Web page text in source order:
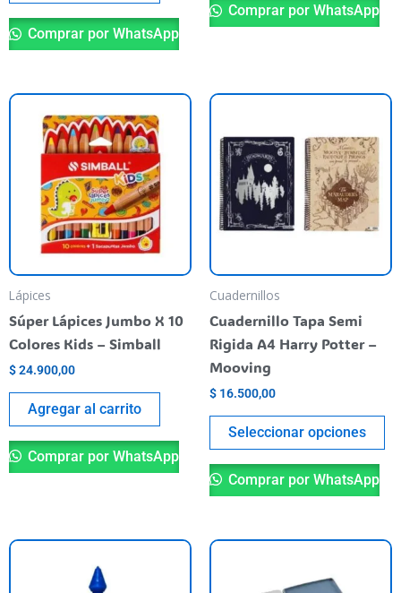
Comprar por WhatsApp
Comprar por WhatsApp
Lápices
Súper Lápices Jumbo X 10
Colores Kids – Simball
$24.900,00
Agregar al carrito
Comprar por WhatsApp
Cuadernillos
Cuadernillo Tapa Semi
Rigida A4 Harry Potter –
Mooving
$ 16.500,00
Seleccionar opciones
Comprar por WhatsApp